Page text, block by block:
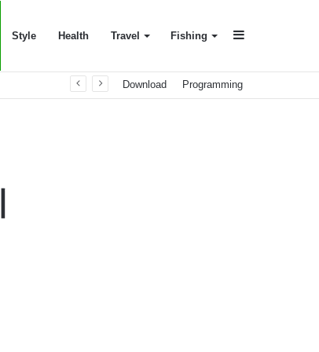
Style Health Travel Fishing
Download Programming